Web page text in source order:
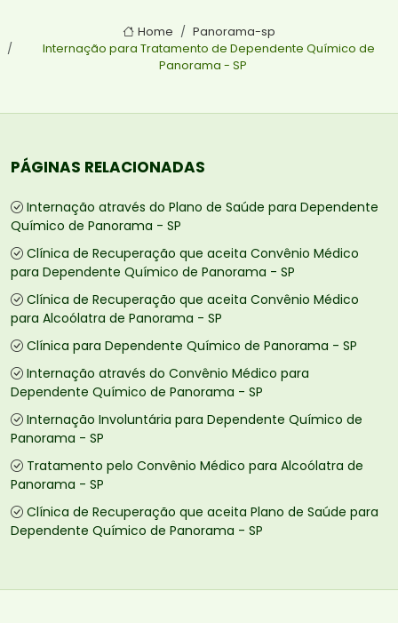
Home
Panorama-sp
Internação para Tratamento de Dependente Químico de
Panorama - SP
PÁGINAS RELACIONADAS
Internação através do Plano de Saúde para Dependente
Químico de Panorama - SP
Clínica de Recuperação que aceita Convênio Médico
para Dependente Químico de Panorama - SP
Clínica de Recuperação que aceita Convênio Médico
para Alcoólatra de Panorama - SP
Clínica para Dependente Químico de Panorama - SP
Internação através do Convênio Médico para
Dependente Químico de Panorama - SP
Internação Involuntária para Dependente Químico de
Panorama - SP
Tratamento pelo Convênio Médico para Alcoólatra de
Panorama - SP
Clínica de Recuperação que aceita Plano de Saúde para
Dependente Químico de Panorama - SP